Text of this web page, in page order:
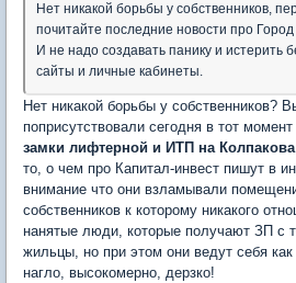
Нет никакой борьбы у собственников,
почитайте последние новости про Город
И не надо создавать панику и истерить
сайты и личные кабинеты.
Нет никакой борьбы у собственников?
поприсутствовали сегодня в тот момент
замки лифтерной и ИТП на
то, о чем про Капитал-инвест пишут в
внимание что они взламывали
собственников к которому никакого
нанятые люди, которые получают ЗП с
жильцы, но при этом они ведут себя
нагло, высокомерно, дерзко!